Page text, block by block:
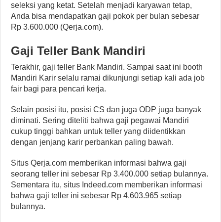
seleksi yang ketat. Setelah menjadi karyawan tetap,
Anda bisa mendapatkan gaji pokok per bulan sebesar
Rp 3.600.000 (Qerja.com).
Gaji Teller Bank Mandiri
Terakhir, gaji teller Bank Mandiri. Sampai saat ini booth
Mandiri Karir selalu ramai dikunjungi setiap kali ada job
fair bagi para pencari kerja.
Selain posisi itu, posisi CS dan juga ODP juga banyak
diminati. Sering diteliti bahwa gaji pegawai Mandiri
cukup tinggi bahkan untuk teller yang diidentikkan
dengan jenjang karir perbankan paling bawah.
Situs Qerja.com memberikan informasi bahwa gaji
seorang teller ini sebesar Rp 3.400.000 setiap bulannya.
Sementara itu, situs Indeed.com memberikan informasi
bahwa gaji teller ini sebesar Rp 4.603.965 setiap
bulannya.